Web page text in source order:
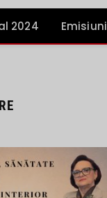
2024 Emisiuni